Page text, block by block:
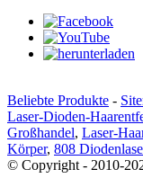
Beliebte Produkte -
Laser-Dioden-
Großhandel, Laser-
Körper, 808
© Copyright - 2010-